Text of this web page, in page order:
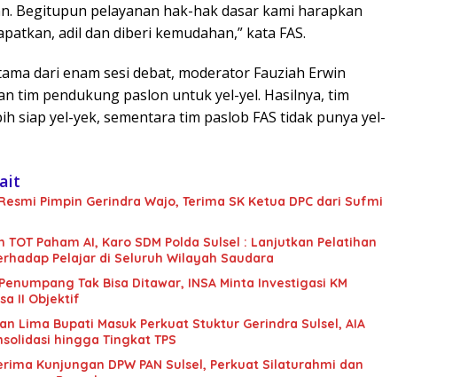
Begitupun pelayanan hak-hak dasar kami harapkan
adil dan diberi kemudahan,” kata FAS.
dari enam sesi debat, moderator Fauziah Erwin
tim pendukung paslon untuk yel-yel. Hasilnya, tim
siap yel-yek, sementara tim paslob FAS tidak punya yel-
Pimpin Gerindra Wajo, Terima SK Ketua DPC dari Sufmi
TOT Paham AI, Karo SDM Polda Sulsel : Lanjutkan Pelatihan
Pelajar di Seluruh Wilayah Saudara
Tak Bisa Ditawar, INSA Minta Investigasi KM
II Objektif
Lima Bupati Masuk Perkuat Stuktur Gerindra Sulsel, AIA
hingga Tingkat TPS
Kunjungan DPW PAN Sulsel, Perkuat Silaturahmi dan